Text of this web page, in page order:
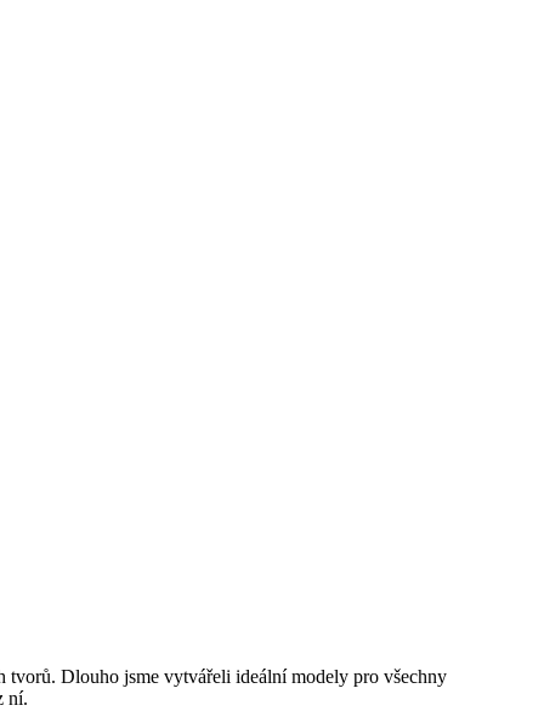
tvorů. Dlouho jsme vytvářeli ideální modely pro všechny
ní.